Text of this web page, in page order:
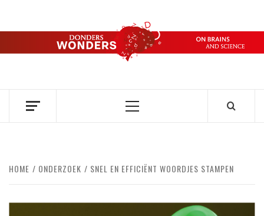
de
DONDERS
OVER HERSENEN EN WETENSCHAP // ON BRAINS AND
Primair
HOME ONDERZOEK SNEL EN EFFICIËNT WOORDJES STAMPEN